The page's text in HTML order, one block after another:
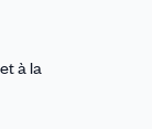
à la